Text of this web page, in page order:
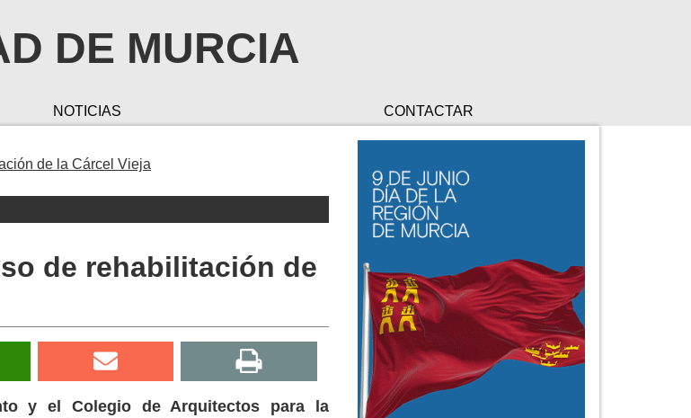
DE MURCIA
NOTICIAS CONTACTAR
de la Cárcel Vieja
de rehabilitación de
y el Colegio de Arquitectos para la